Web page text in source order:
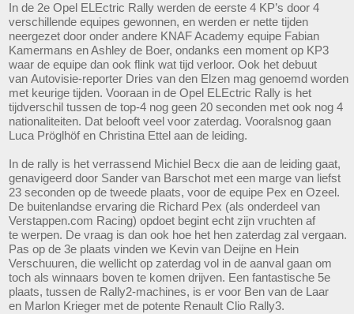
In de 2e Opel ELEctric Rally werden de eerste 4 KP’s door 4
verschillende equipes gewonnen, en werden er nette tijden
neergezet door onder andere KNAF Academy equipe Fabian
Kamermans en Ashley de Boer, ondanks een moment op KP3
waar de equipe dan ook flink wat tijd verloor. Ook het debuut
van Autovisie-reporter Dries van den Elzen mag genoemd worden
met keurige tijden. Vooraan in de Opel ELEctric Rally is het
tijdverschil tussen de top-4 nog geen 20 seconden met ook nog 4
nationaliteiten. Dat belooft veel voor zaterdag. Vooralsnog gaan
Luca Pröglhöf en Christina Ettel aan de leiding.
In de rally is het verrassend Michiel Becx die aan de leiding gaat,
genavigeerd door Sander van Barschot met een marge van liefst
23 seconden op de tweede plaats, voor de equipe Pex en Ozeel.
De buitenlandse ervaring die Richard Pex (als onderdeel van
Verstappen.com Racing) opdoet begint echt zijn vruchten af
te werpen. De vraag is dan ook hoe het hen zaterdag zal vergaan.
Pas op de 3e plaats vinden we Kevin van Deijne en Hein
Verschuuren, die wellicht op zaterdag vol in de aanval gaan om
toch als winnaars boven te komen drijven. Een fantastische 5e
plaats, tussen de Rally2-machines, is er voor Ben van de Laar
en Marlon Krieger met de potente Renault Clio Rally3.